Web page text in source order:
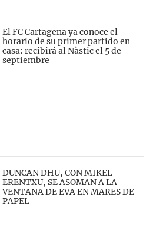
El FC Cartagena ya conoce el
horario de su primer partido en
casa: recibirá al Nàstic el 5 de
septiembre
DUNCAN DHU, CON MIKEL
ERENTXU, SE ASOMAN A LA
VENTANA DE EVA EN MARES DE
PAPEL